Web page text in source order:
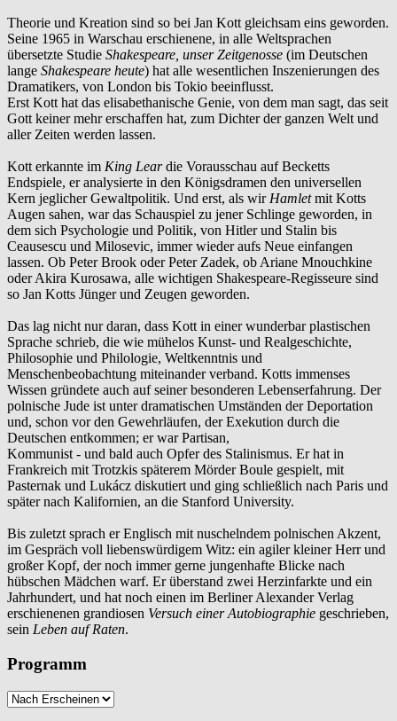
Theorie und Kreation sind so bei Jan Kott gleichsam eins geworden.
Seine 1965 in Warschau erschienene, in alle Weltsprachen
übersetzte Studie Shakespeare, unser Zeitgenosse (im Deutschen
lange Shakespeare heute) hat alle wesentlichen Inszenierungen des
Dramatikers, von London bis Tokio beeinflusst.
Erst Kott hat das elisabethanische Genie, von dem man sagt, das seit
Gott keiner mehr erschaffen hat, zum Dichter der ganzen Welt und
aller Zeiten werden lassen.
Kott erkannte im King Leardie Vorausschau auf Becketts
Endspiele, er analysierte in den Königsdramen den universellen
Kern jeglicher Gewaltpolitik. Und erst, als wir Hamletmit Kotts
Augen sahen, war das Schauspiel zu jener Schlinge geworden, in
dem sich Psychologie und Politik, von Hitler und Stalin bis
Ceausescu und Milosevic, immer wieder aufs Neue einfangen
lassen. Ob Peter Brook oder Peter Zadek, ob Ariane Mnouchkine
oder Akira Kurosawa, alle wichtigen Shakespeare-Regisseure sind
so Jan Kotts Jünger und Zeugen geworden.
Das lag nicht nur daran, dass Kott in einer wunderbar plastischen
Sprache schrieb, die wie mühelos Kunst- und Realgeschichte,
Philosophie und Philologie, Weltkenntnis und
Menschenbeobachtung miteinander verband. Kotts immenses
Wissen gründete auch auf seiner besonderen Lebenserfahrung. Der
polnische Jude ist unter dramatischen Umständen der Deportation
und, schon vor den Gewehrläufen, der Exekution durch die
Deutschen entkommen; er war Partisan,
Kommunist - und bald auch Opfer des Stalinismus. Er hat in
Frankreich mit Trotzkis späterem Mörder Boule gespielt, mit
Pasternak und Lukácz diskutiert und ging schließlich nach Paris und
später nach Kalifornien, an die Stanford University.
Bis zuletzt sprach er Englisch mit nuschelndem polnischen Akzent,
im Gespräch voll liebenswürdigem Witz: ein agiler kleiner Herr und
großer Kopf, der noch immer gerne jungenhafte Blicke nach
hübschen Mädchen warf. Er überstand zwei Herzinfarkte und ein
Jahrhundert, und hat noch einen im Berliner Alexander Verlag
erschienenen grandiosen Versuch einer Autobiographie geschrieben,
sein Leben auf Raten.
Programm